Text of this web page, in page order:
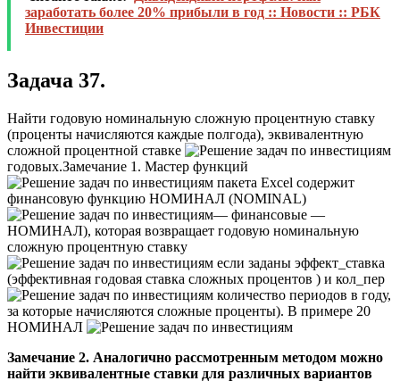
заработать более 20% прибыли в год :: Новости :: РБК
Инвестиции
Задача 37.
Найти годовую номинальную сложную процентную ставку
(проценты начисляются каждые полгода), эквивалентную
сложной процентной ставке
годовых.Замечание 1. Мастер функций
пакета Excel содержит
финансовую функцию НОМИНАЛ (NOMINAL)
— финансовые —
НОМИНАЛ), которая возвращает годовую номинальную
сложную процентную ставку
если заданы эффект_ставка
(эффективная годовая ставка сложных процентов ) и кол_пер
количество периодов в году,
за которые начисляются сложные проценты). В примере 20
НОМИНАЛ
Замечание 2. Аналогично рассмотренным методом можно
найти эквивалентные ставки для различных вариантов